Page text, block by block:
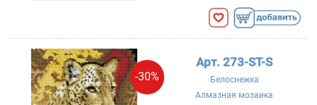
-30%
Арт. 273-ST-S
Белоснежка
Алмазная мозаика